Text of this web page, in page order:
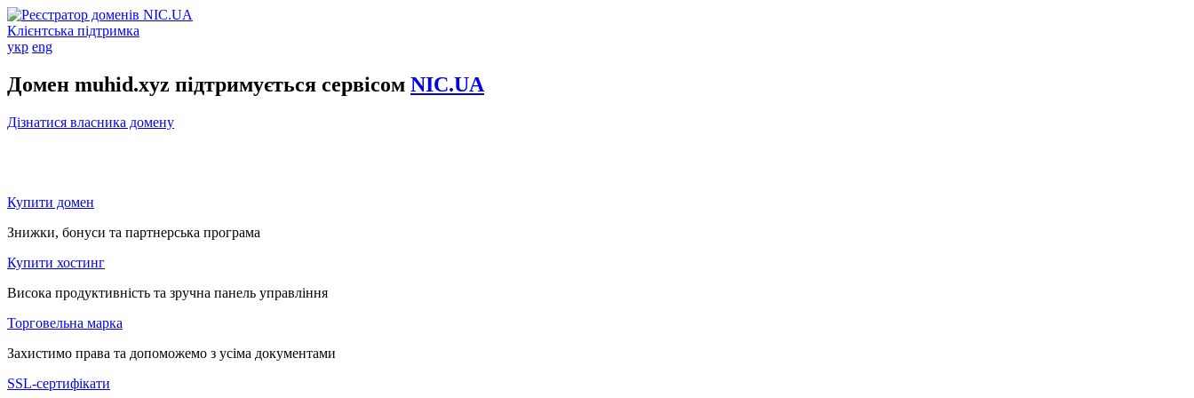
Клієнтська підтримка
укр eng
Домен muhid.xyz підтримується сервісом NIC.UA
Дізнатися власника домену
Купити домен
Знижки, бонуси та партнерська програма
Купити хостинг
Висока продуктивність та зручна панель управління
Торговельна марка
Захистимо права та допоможемо з усіма документами
SSL-сертифікати